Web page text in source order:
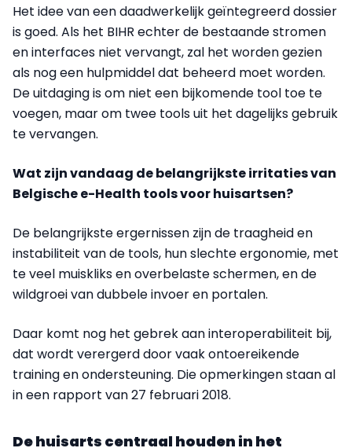
Het idee van een daadwerkelijk geïntegreerd dossier
is goed. Als het BIHR echter de bestaande stromen
en interfaces niet vervangt, zal het worden gezien
als nog een hulpmiddel dat beheerd moet worden.
De uitdaging is om niet een bijkomende tool toe te
voegen, maar om twee tools uit het dagelijks gebruik
te vervangen.
Wat zijn vandaag de belangrijkste irritaties van
Belgische e-Health tools voor huisartsen?
De belangrijkste ergernissen zijn de traagheid en
instabiliteit van de tools, hun slechte ergonomie, met
te veel muiskliks en overbelaste schermen, en de
wildgroei van dubbele invoer en portalen.
Daar komt nog het gebrek aan interoperabiliteit bij,
dat wordt verergerd door vaak ontoereikende
training en ondersteuning. Die opmerkingen staan al
in een rapport van 27 februari 2018.
De huisarts centraal houden in het